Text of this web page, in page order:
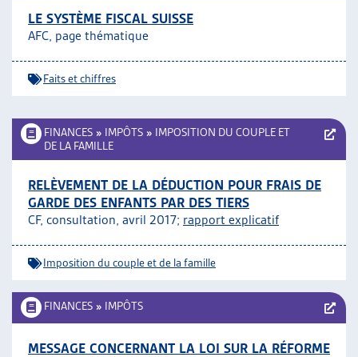
LE SYSTÈME FISCAL SUISSE
AFC, page thématique
Faits et chiffres
FINANCES » IMPÔTS » IMPOSITION DU COUPLE ET
DE LA FAMILLE
RELÈVEMENT DE LA DÉDUCTION POUR FRAIS DE
GARDE DES ENFANTS PAR DES TIERS
CF, consultation, avril 2017; rapport explicatif
Imposition du couple et de la famille
FINANCES » IMPÔTS
MESSAGE CONCERNANT LA LOI SUR LA RÉFORME